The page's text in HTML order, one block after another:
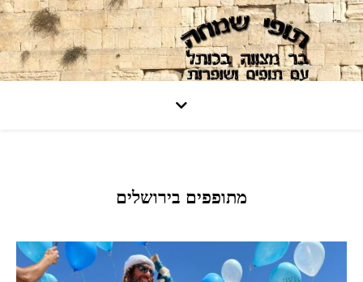
מתופפים בירושלים